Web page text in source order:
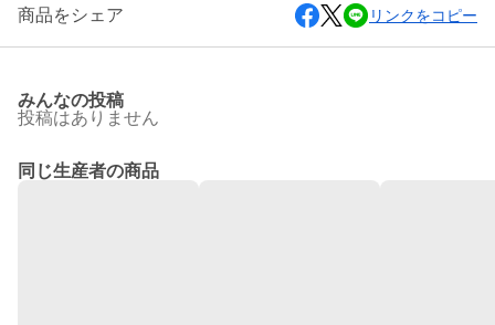
商品をシェア リンクをコピー
みんなの投稿
投稿はありません
同じ生産者の商品